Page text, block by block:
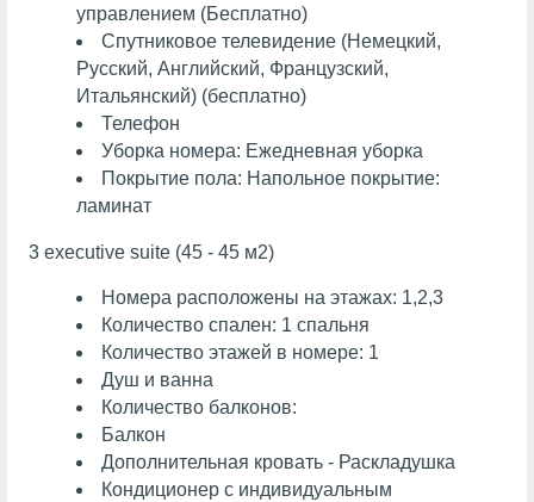
управлением (Бесплатно)
Спутниковое телевидение (Немецкий,
Русский, Английский, Французский,
Итальянский) (бесплатно)
Телефон
Уборка номера: Ежедневная уборка
Покрытие пола: Напольное покрытие:
ламинат
3 executive suite (45 - 45 м2)
Номера расположены на этажах: 1,2,3
Количество спален: 1 спальня
Количество этажей в номере: 1
Душ и ванна
Количество балконов:
Балкон
Дополнительная кровать - Раскладушка
Кондиционер с индивидуальным